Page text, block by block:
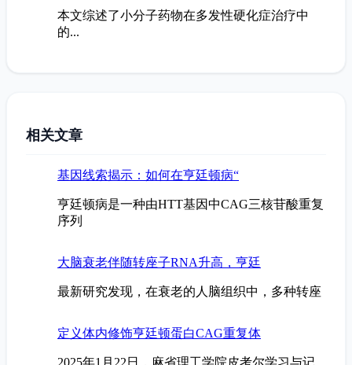
本文综述了小分子药物在多发性硬化症治疗中
的...
相关文章
基因线索揭示：如何在亨廷顿病“
亨廷顿病是一种由HTT基因中CAG三核苷酸重复
序列
大脑衰老伴随转座子RNA升高，亨廷
最新研究发现，在衰老的人脑组织中，多种转座
定义体内修饰亨廷顿蛋白CAG重复体
2025年1月22日，麻省理工学院皮考尔学习与记